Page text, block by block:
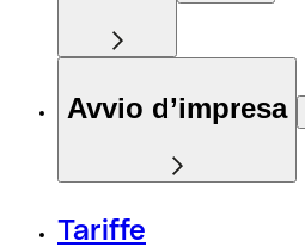
Avvio d’impresa
Tariffe